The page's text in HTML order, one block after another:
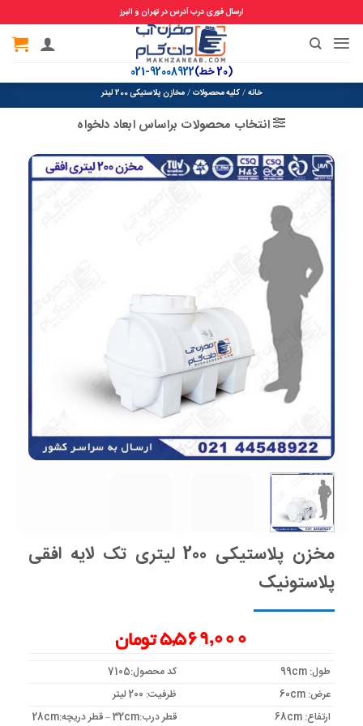
ارسال فوری درب آدرس در تهران و البرز
Skip
content
(20 خط) 92008922-021
خانه / کلیه محصولات / مخازن پلاستیکی 200 لیتر
انتخاب محصولات براساس ابعاد دلخواه
مخزن پلاستیکی 200 لیتری تک لایه افقی
پلاستونیک
5,569,000 تومان
طول: 99cm
کد محصول:7105
عرض: 60cm
ظرفیت: 200 لیتر
ارتفاع: 68cm
قطر درب:32cm – قطر دریچه:28cm